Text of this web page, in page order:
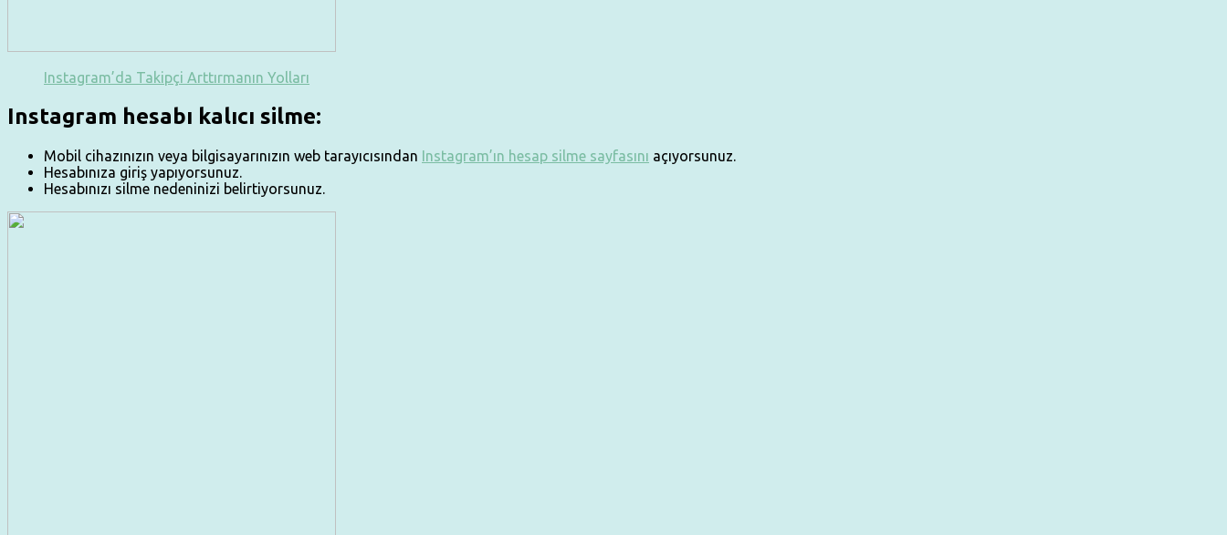
Instagram’da Takipçi Arttırmanın Yolları
Instagram hesabı kalıcı silme:
Mobil cihazınızın veya bilgisayarınızın web tarayıcısından Instagram’ın hesap silme sayfasını açıyorsunuz.
Hesabınıza giriş yapıyorsunuz.
Hesabınızı silme nedeninizi belirtiyorsunuz.